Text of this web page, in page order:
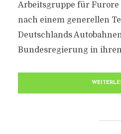
Arbeitsgruppe für Furore
nach einem generellen
Deutschlands
Bundesregierung in